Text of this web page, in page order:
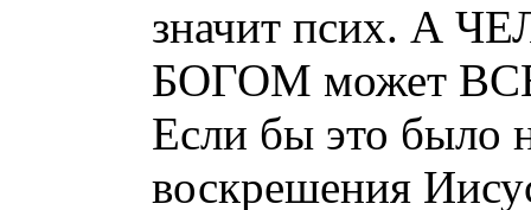
значит псих. А
БОГОМ может
Если бы это было
воскрешения